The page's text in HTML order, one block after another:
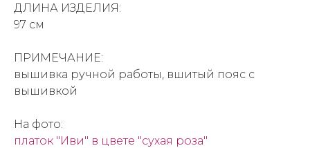
ДЛИНА ИЗДЕЛИЯ:
97 см
ПРИМЕЧАНИЕ:
вышивка ручной работы, вшитый пояс с
вышивкой
На фото:
платок "Иви" в цвете "сухая роза"